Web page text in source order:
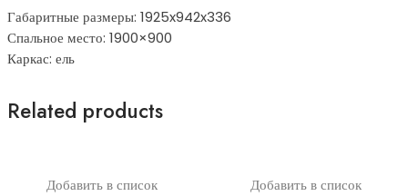
Габаритные размеры: 1925x942x336
Спальное место: 1900×900
Каркас: ель
Related products
Добавить в список
Добавить в список